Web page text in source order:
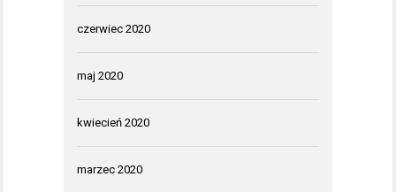
czerwiec 2020
maj 2020
kwiecień 2020
marzec 2020